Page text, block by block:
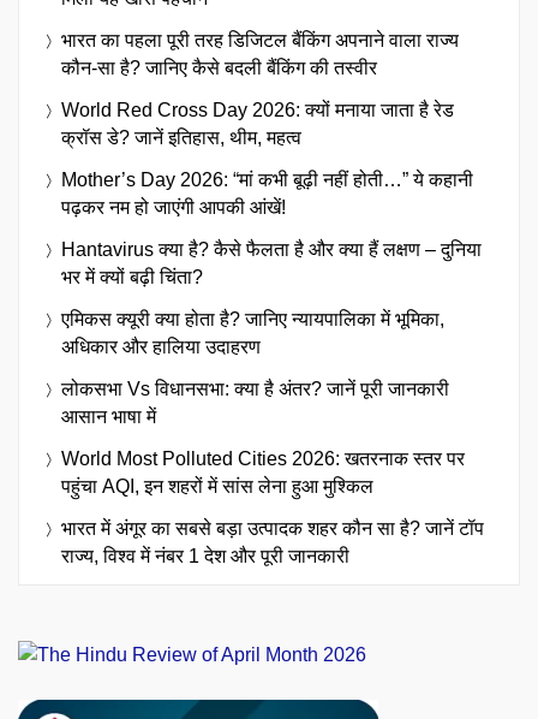
भारत का पहला पूरी तरह डिजिटल बैंकिंग अपनाने वाला राज्य
कौन-सा है? जानिए कैसे बदली बैंकिंग की तस्वीर
World Red Cross Day 2026: क्यों मनाया जाता है रेड
क्रॉस डे? जानें इतिहास, थीम, महत्व
Mother’s Day 2026: “मां कभी बूढ़ी नहीं होती…” ये कहानी
पढ़कर नम हो जाएंगी आपकी आंखें!
Hantavirus क्या है? कैसे फैलता है और क्या हैं लक्षण – दुनिया
भर में क्यों बढ़ी चिंता?
एमिकस क्यूरी क्या होता है? जानिए न्यायपालिका में भूमिका,
अधिकार और हालिया उदाहरण
लोकसभा Vs विधानसभा: क्या है अंतर? जानें पूरी जानकारी
आसान भाषा में
World Most Polluted Cities 2026: खतरनाक स्तर पर
पहुंचा AQI, इन शहरों में सांस लेना हुआ मुश्किल
भारत में अंगूर का सबसे बड़ा उत्पादक शहर कौन सा है? जानें टॉप
राज्य, विश्व में नंबर 1 देश और पूरी जानकारी